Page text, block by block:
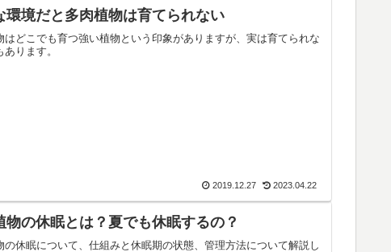
環境だと多肉植物は育てられない
はどこでも育つ強い植物という印象がありますが、実は育てられな
あります。
2019.12.27 2023.04.22
物の休眠とは？夏でも休眠するの？
の休眠について、仕組みと休眠期の状態、管理方法について解説し